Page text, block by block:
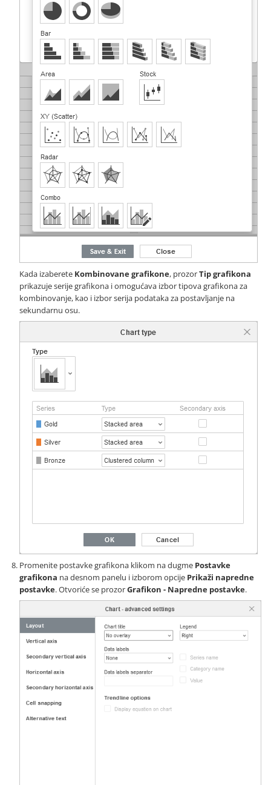
Kada izaberete Kombinovane grafikone, prozorTip grafikona
prikazuje serije grafikona i omogućava izbor tipova grafikona za
kombinovanje, kao i izbor serija podataka za postavljanje na
sekundarnu osu.
Promenite postavke grafikona klikom na dugme Postavke
grafikona na desnom panelu i izborom opcije Prikaži napredne
postavke. Otvoriće se prozorGrafikon - Napredne postavke.